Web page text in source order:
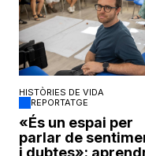
HISTÒRIES DE VIDA
REPORTATGE
«És un espai per
parlar de
i dubtes»: